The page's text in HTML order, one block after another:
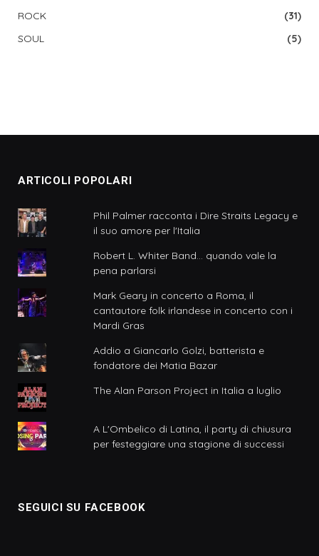
ROCK
(31)
SOUL
(5)
ARTICOLI POPOLARI
Phil Palmer racconta i Dire Straits Legacy e
il suo amore per l'Italia
Robert L. Whiter Band... quando vale la
pena parlarsi
Mark Geary in concerto a Roma, il
cantautore folk irlandese in concerto con i
Mardi Gras
Addio a Giancarlo Golzi, batterista e
fondatore dei Matia Bazar
The Alan Parson Project in Italia a luglio
A L'Ombelico di Latina, il party di chiusura
per festeggiare una stagione di successi
SEGUICI SU FACEBOOK